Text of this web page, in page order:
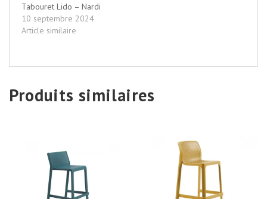
Tabouret Lido – Nardi
10 septembre 2024
Article similaire
Produits similaires